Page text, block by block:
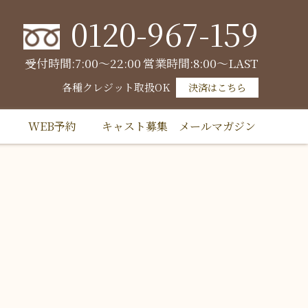
0120-967-159
受付時間:7:00～22:00営業時間:8:00～LAST
各種クレジット取扱OK 決済はこちら
WEB予約 キャスト募集 メールマガジン